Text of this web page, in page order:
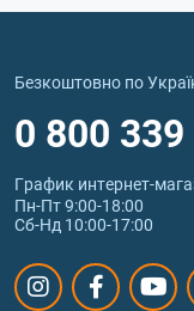
Безкоштовно по
0 800
График
Пн-Пт 9:00-18:00
Сб-Нд 10:00-17:00